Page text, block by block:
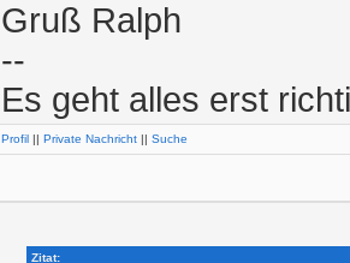
Gruß Ralph
--
Es geht alles erst
Profil || Private Nachricht || Suche
Zitat: